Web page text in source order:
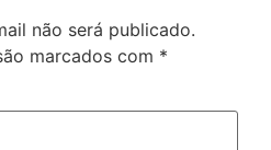
não será publicado.
marcados com *